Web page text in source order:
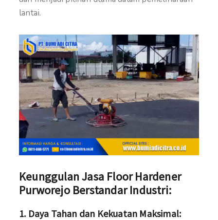
lantai.
Keunggulan Jasa Floor Hardener
Purworejo Berstandar Industri:
1. Daya Tahan dan Kekuatan Maksimal: